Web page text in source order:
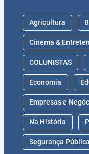
Agricultura
Cinema &
COLUNISTAS
Economia
Empresas e
Na História
Segurança Pública